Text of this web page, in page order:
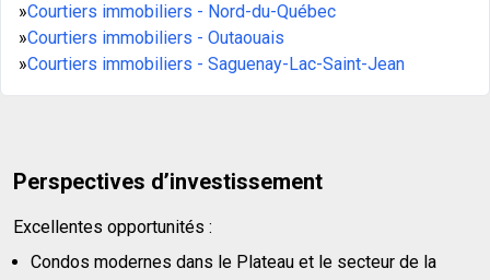
»Courtiers immobiliers - Nord-du-Québec
»Courtiers immobiliers - Outaouais
»Courtiers immobiliers - Saguenay-Lac-Saint-Jean
Perspectives d’investissement
Excellentes opportunités :
Condos modernes dans le Plateau et le secteur de la